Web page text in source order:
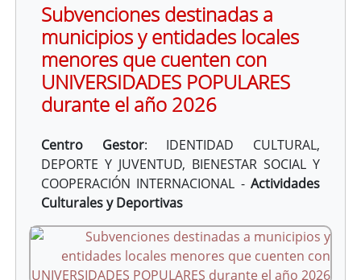
Subvenciones destinadas a
municipios y entidades locales
menores que cuenten con
UNIVERSIDADES POPULARES
durante el año 2026
Centro Gestor: IDENTIDAD CULTURAL,
DEPORTE Y JUVENTUD, BIENESTAR SOCIAL Y
COOPERACIÓN INTERNACIONAL - Actividades
Culturales y Deportivas